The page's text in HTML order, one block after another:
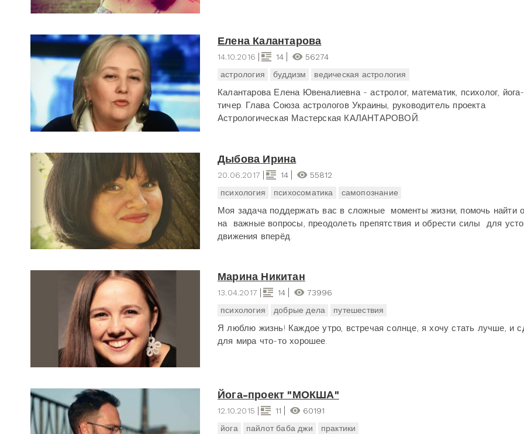
Елена Калантарова
14.10.2016 14
56274
астрология
буддизм ведическая астрология
Калантарова Елена Ювеналиевна - астролог, математик, психолог, йога-
тичер. Глава Союза астрологов Украины, руководитель проекта
Астрологическая Мастерская КАЛАНТАРОВОЙ.
Дыбова Ирина
20.06.2017 14
55812
психология
психосоматика самопознание
Моя задача поддержать вас в сложные моменты жизни, помочь найти
на важные вопросы, преодолеть препятствия и обрести силы для
движения вперёд.
Марина Никитан
13.04.2017 14
73996
психология
добрые дела путешествия
Я люблю жизнь! Каждое утро, встречая солнце, я хочу стать лучше, и
для мира что-то хорошее.
Йога-проект "МОКША"
12.10.2015 11
60191
йога
пайлот баба джи практики